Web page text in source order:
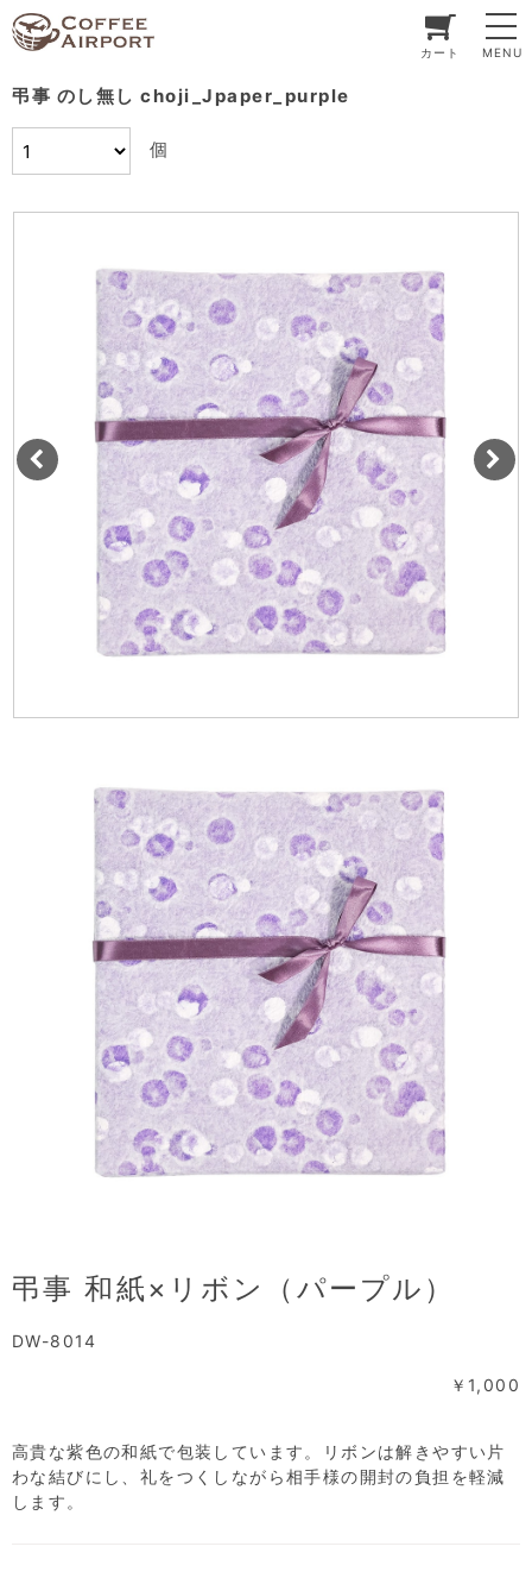
カート MENU
弔事 のし無し choji_Jpaper_purple
個
弔事 和紙×リボン（パープル）
DW-8014
￥1,000
高貴な紫色の和紙で包装しています。リボンは解きやすい片
わな結びにし、礼をつくしながら相手様の開封の負担を軽減
します。